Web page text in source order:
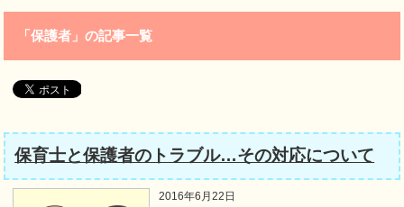
「保護者」の記事一覧
保育士と保護者のトラブル…その対応について
2016年6月22日